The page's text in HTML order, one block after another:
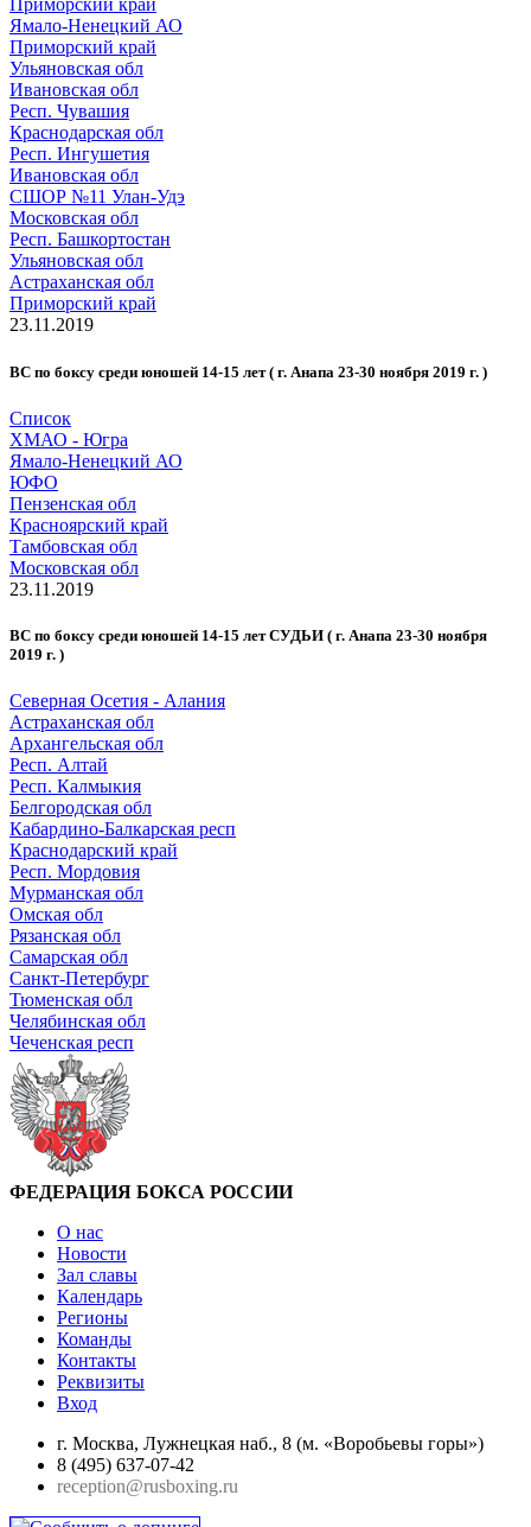
Приморский край
Ямало-Ненецкий АО
Приморский край
Ульяновская обл
Ивановская обл
Респ. Чувашия
Краснодарская обл
Респ. Ингушетия
Ивановская обл
СШОР №11 Улан-Удэ
Московская обл
Респ. Башкортостан
Ульяновская обл
Астраханская обл
Приморский край
23.11.2019
ВС по боксу среди юношей 14-15 лет ( г. Анапа 23-30 ноября 2019 г. )
Список
ХМАО - Югра
Ямало-Ненецкий АО
ЮФО
Пензенская обл
Красноярский край
Тамбовская обл
Московская обл
23.11.2019
ВС по боксу среди юношей 14-15 лет СУДЬИ ( г. Анапа 23-30 ноября
2019 г. )
Северная Осетия - Алания
Астраханская обл
Архангельская обл
Респ. Алтай
Респ. Калмыкия
Белгородская обл
Кабардино-Балкарская респ
Краснодарский край
Респ. Мордовия
Мурманская обл
Омская обл
Рязанская обл
Самарская обл
Санкт-Петербург
Тюменская обл
Челябинская обл
Чеченская респ
ФЕДЕРАЦИЯ БОКСА РОССИИ
О нас
Новости
Зал славы
Календарь
Регионы
Команды
Контакты
Реквизиты
Вход
г. Москва, Лужнецкая наб., 8 (м. «Воробьевы горы»)
8 (495) 637-07-42
reception@rusboxing.ru